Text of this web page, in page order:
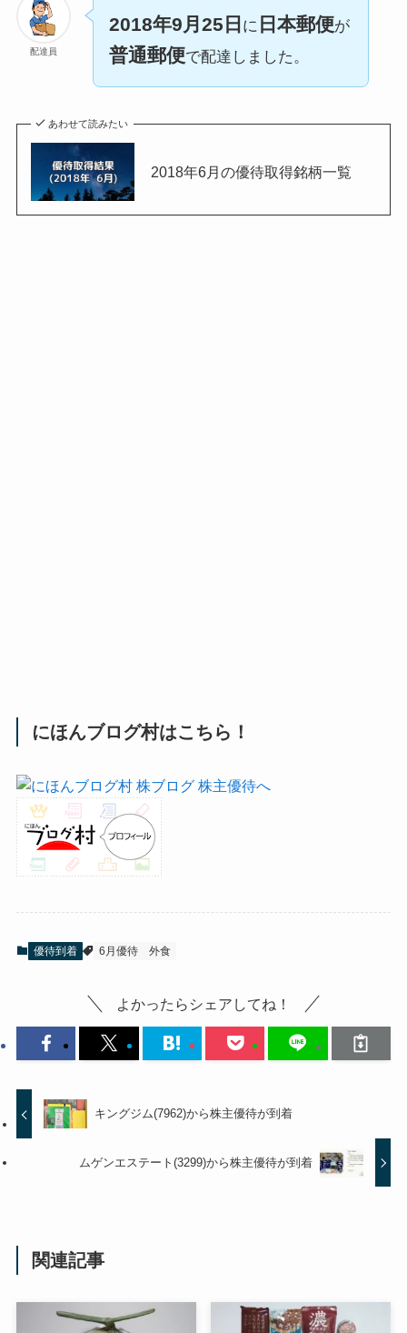
配達員
2018年9月25日 に 日本郵便が
普通郵便で配達しました。
あわせて読みたい
2018年6月の優待取得銘柄一覧
にほんブログ村はこちら！
優待到着 6月優待 外食
よかったらシェアしてね！
キングジム(7962)から株主優待が到着
ムゲンエステート(3299)から株主優待が到着
関連記事